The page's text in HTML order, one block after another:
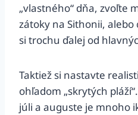
„vlastného“ dňa, zvoľte
zátoky na Sithonii,
si trochu ďalej od
Taktiež si nastavte
ohľadom „skrytých
júli a auguste je mnoho